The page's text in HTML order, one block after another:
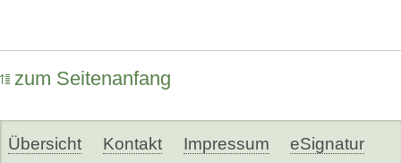
zum Seitenanfang
Übersicht Kontakt Impressum eSignatur